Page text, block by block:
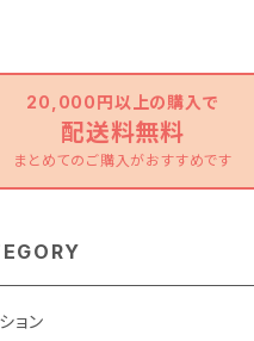
20,000円以上の購入で
配送料無料
まとめてのご購入がおすすめです
ョン